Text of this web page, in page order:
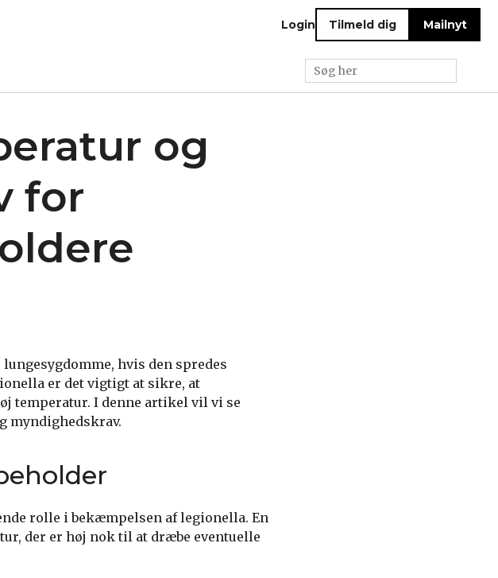
Login Tilmeld dig Mailnyt
og
for
hvis den spredes
er det vigtigt at sikre, at
temperatur. I denne artikel vil vi se
myndighedskrav.
rolle i bekæmpelsen af legionella. En
der er høj nok til at dræbe eventuelle